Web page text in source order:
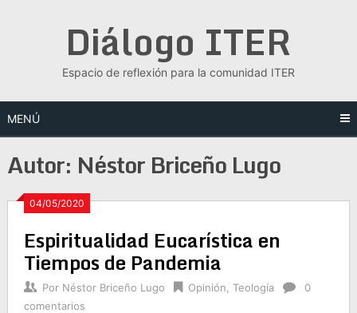
Diálogo ITER
Espacio de reflexión para la comunidad ITER
MENÚ
Autor: Néstor Briceño Lugo
04/05/2020
Espiritualidad Eucarística en
Tiempos de Pandemia
Por Néstor Briceño Lugo Opinión Teología
0
comentarios